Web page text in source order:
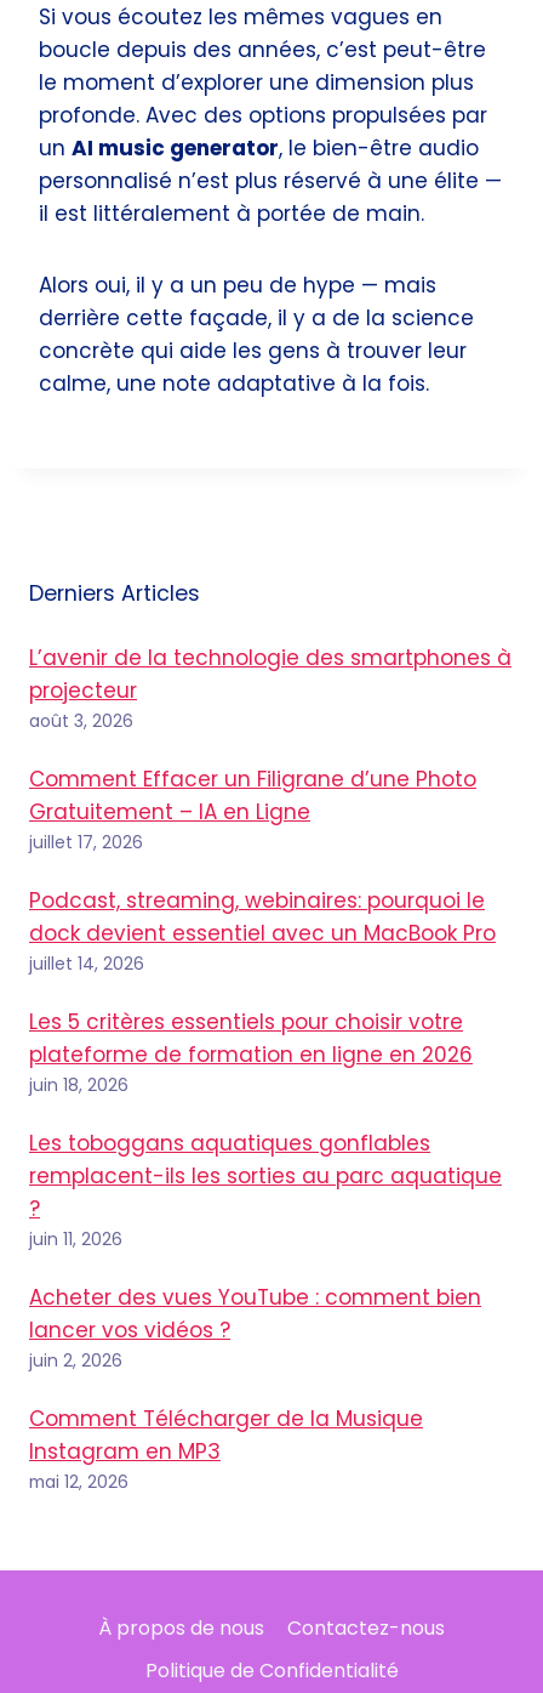
Si vous écoutez les mêmes vagues en
boucle depuis des années, c’est peut-être
le moment d’explorer une dimension plus
profonde. Avec des options propulsées par
un AI music generator, le bien-être audio
personnalisé n’est plus réservé à une élite —
il est littéralement à portée de main.
Alors oui, il y a un peu de hype — mais
derrière cette façade, il y a de la science
concrète qui aide les gens à trouver leur
calme, une note adaptative à la fois.
Derniers Articles
L’avenir de la technologie des smartphones à
projecteur
août 3, 2026
Comment Effacer un Filigrane d’une Photo
Gratuitement – IA en Ligne
juillet 17, 2026
Podcast, streaming, webinaires: pourquoi le
dock devient essentiel avec un MacBook Pro
juillet 14, 2026
Les 5 critères essentiels pour choisir votre
plateforme de formation en ligne en 2026
juin 18, 2026
Les toboggans aquatiques gonflables
remplacent-ils les sorties au parc aquatique
?
juin 11, 2026
Acheter des vues YouTube : comment bien
lancer vos vidéos ?
juin 2, 2026
Comment Télécharger de la Musique
Instagram en MP3
mai 12, 2026
À propos de nous
Contactez-nous
Politique de Confidentialité